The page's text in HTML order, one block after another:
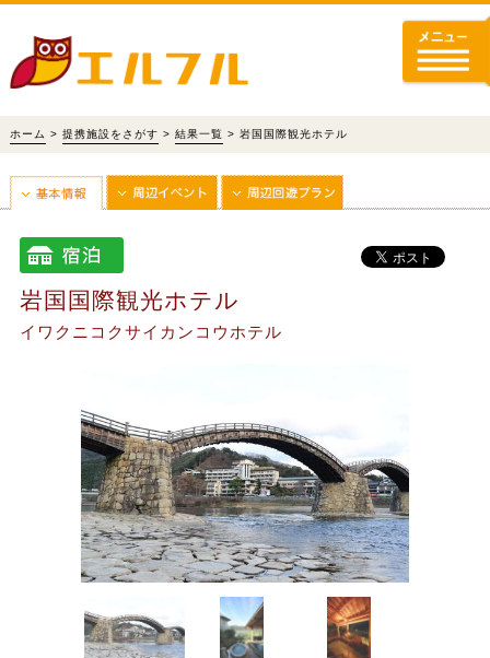
ホーム > 提携施設をさがす > 結果一覧 > 岩国国際観光ホテル
岩国国際観光ホテル
イワクニコクサイカンコウホテル